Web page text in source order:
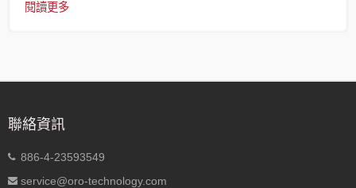
閱讀更多
聯絡資訊
886-4-23593549
service@oro-technology.com